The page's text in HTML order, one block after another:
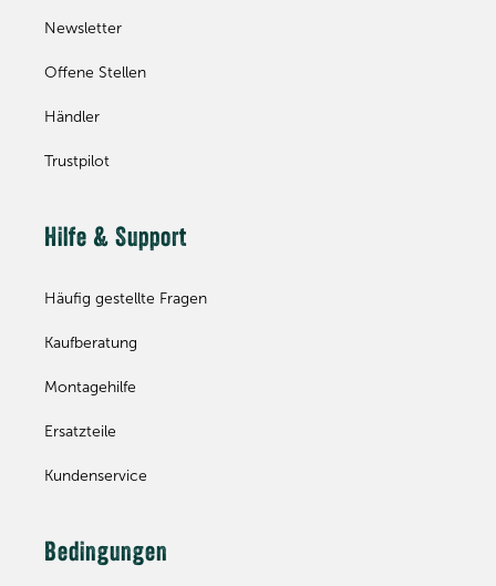
Newsletter
Offene Stellen
Händler
Trustpilot
Hilfe & Support
Häufig gestellte Fragen
Kaufberatung
Montagehilfe
Ersatzteile
Kundenservice
Bedingungen